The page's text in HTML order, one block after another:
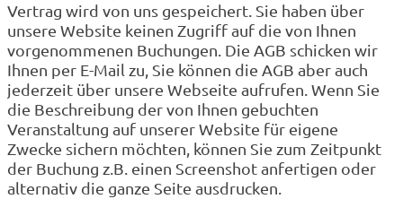
Vertrag wird von uns gespeichert. Sie haben über
unsere Website keinen Zugriff auf die von Ihnen
vorgenommenen Buchungen. Die AGB schicken wir
Ihnen per E-Mail zu, Sie können die AGB aber auch
jederzeit über unsere Webseite aufrufen. Wenn Sie
die Beschreibung der von Ihnen gebuchten
Veranstaltung auf unserer Website für eigene
Zwecke sichern möchten, können Sie zum Zeitpunkt
der Buchung z.B. einen Screenshot anfertigen oder
alternativ die ganze Seite ausdrucken.